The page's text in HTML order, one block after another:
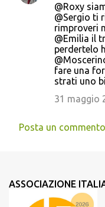
@Roxy
@Sergio ti
rimproveri
@Emilia il
perdertelo
fare una
strati uno
31 maggio
Posta un commento
ASSOCIAZIONE